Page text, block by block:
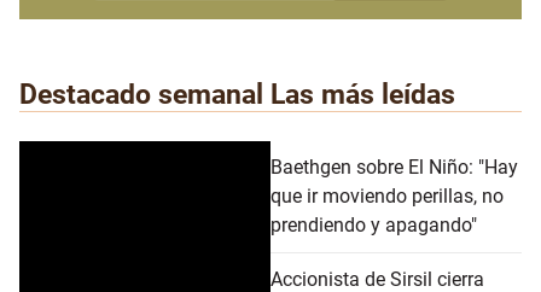
Destacado semanal Las más leídas
Baethgen sobre El Niño: "Hay
que ir moviendo perillas, no
prendiendo y apagando"
Accionista de Sirsil cierra